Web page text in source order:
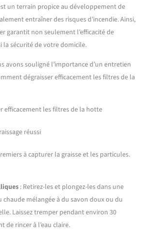
un terrain propice au développement de
entraîner des risques d’incendie. Ainsi,
garantit non seulement l’efficacité de
la sécurité de votre domicile.
avons souligné l’importance d’un entretien
dégraisser efficacement les filtres de la
efficacement les filtres de la hotte
réussi
à capturer la graisse et les particules.
: Retirez-les et plongez-les dans une
chaude mélangée à du savon doux ou du
Laissez tremper pendant environ 30
de rincer à l’eau claire.